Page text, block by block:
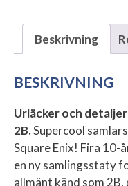
Beskrivning
BESKRIVNING
Urläcker och
2B.Supercool
Square Enix! Fira 10-
en ny samlingsstaty
allmänt känd som